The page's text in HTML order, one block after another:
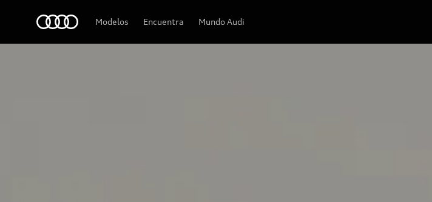
Modelos Encuentra Mundo Audi